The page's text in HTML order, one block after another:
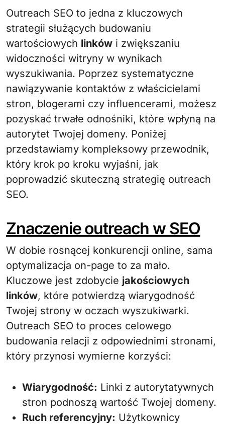
Outreach SEO to jedna z kluczowych
strategii służących budowaniu
wartościowych linków i zwiększaniu
widoczności witryny w wynikach
wyszukiwania. Poprzez systematyczne
nawiązywanie kontaktów z właścicielami
stron, blogerami czy influencerami, możesz
pozyskać trwałe odnośniki, które wpłyną na
autorytet Twojej domeny. Poniżej
przedstawiamy kompleksowy przewodnik,
który krok po kroku wyjaśni, jak
poprowadzić skuteczną strategię outreach
SEO.
Znaczenie outreach w SEO
W dobie rosnącej konkurencji online, sama
optymalizacja on-page to za mało.
Kluczowe jest zdobycie jakościowych
linków, które potwierdzą wiarygodność
Twojej strony w oczach wyszukiwarki.
Outreach SEO to proces celowego
budowania relacji z odpowiednimi stronami,
który przynosi wymierne korzyści:
Wiarygodność: Linki z autorytatywnych
stron podnoszą wartość Twojej domeny.
Ruch referencyjny: Użytkownicy